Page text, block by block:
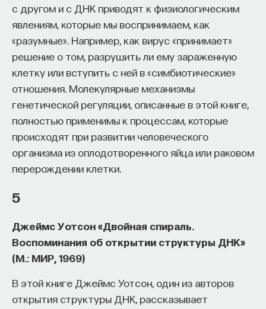
с другом и с ДНК приводят к физиологическим
явлениям, которые мы воспринимаем, как
«разумные». Например, как вирус «принимает»
решение о том, разрушить ли ему зараженную
клетку или вступить с ней в «симбиотические»
отношения. Молекулярные механизмы
генетической регуляции, описанные в этой книге,
полностью применимы к процессам, которые
происходят при развитии человеческого
организма из оплодотворенного яйца или раковом
перерождении клетки.
5
Джеймс Уотсон «Двойная спираль.
Воспоминания об открытии структуры ДНК»
(М.: МИР, 1969)
В этой книге Джеймс Уотсон, один из авторов
открытия структуры ДНК, рассказывает